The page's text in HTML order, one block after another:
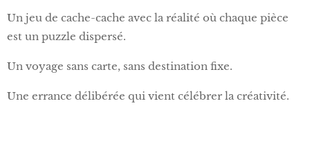
Un jeu de cache-cache avec la réalité où chaque pièce
est un puzzle dispersé.
Un voyage sans carte, sans destination fixe.
Une errance délibérée qui vient célébrer la créativité.